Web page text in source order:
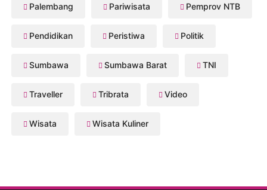
Palembang Pariwisata Pemprov NTB
Pendidikan Peristiwa Politik
Sumbawa Sumbawa Barat TNI
Traveller Tribrata Video
Wisata Wisata Kuliner